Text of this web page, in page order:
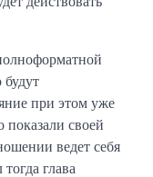
при этом уже
своей
ведет себя
глава